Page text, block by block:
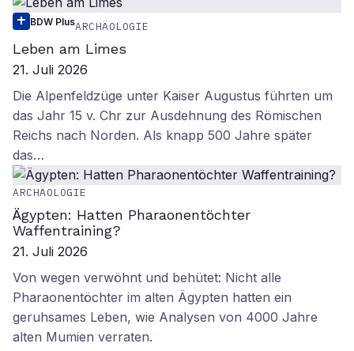
BDW PlusARCHÄOLOGIE
Leben am Limes
21. Juli 2026
Die Alpenfeldzüge unter Kaiser Augustus führten um
das Jahr 15 v. Chr zur Ausdehnung des Römischen
Reichs nach Norden. Als knapp 500 Jahre später
das…
ARCHÄOLOGIE
Ägypten: Hatten Pharaonentöchter
Waffentraining?
21. Juli 2026
Von wegen verwöhnt und behütet: Nicht alle
Pharaonentöchter im alten Ägypten hatten ein
geruhsames Leben, wie Analysen von 4000 Jahre
alten Mumien verraten.